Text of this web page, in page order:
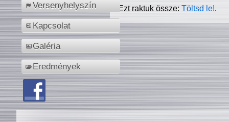
Versenyhelyszín
Kapcsolat
Galéria
Eredmények
Ezt raktuk össze:Töltsd le!.